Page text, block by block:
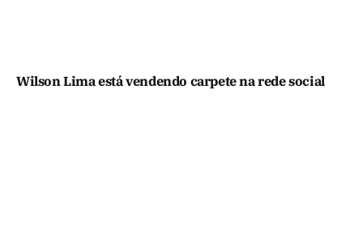
Wilson Lima está vendendo carpete na rede social